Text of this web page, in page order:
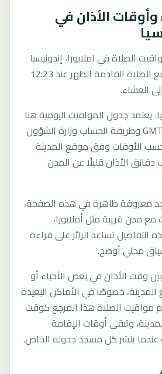
الأذان في
الصلاة في املابورا، إندونيسيا
حسب التوقيت المحلي، مع الصلاة القادمة الظهر عند 12:23
العشاء.
يعتمد جدول المواقيت اليومية هنا
على التوقيت المحلي GMT+8 وطريقة الحساب وزارة الشؤون
الأوقات وفق موقع المدينة
الأذان قليلًا عن المدن
معروفة ظاهرة في هذه الصفحة،
مدن قريبة مثل أملابورا،
التفاصيل تساعد الزائر على قراءة
محلي أوضح.
وقت الأذان في بعض الأحياء أو
المدينة، خصوصًا في الأماكن البعيدة
مواقيت الصلاة هذا المرجع كوقت
وتبقى أوقات الإقامة
عندما ينشر كل مسجد جدوله الخاص.